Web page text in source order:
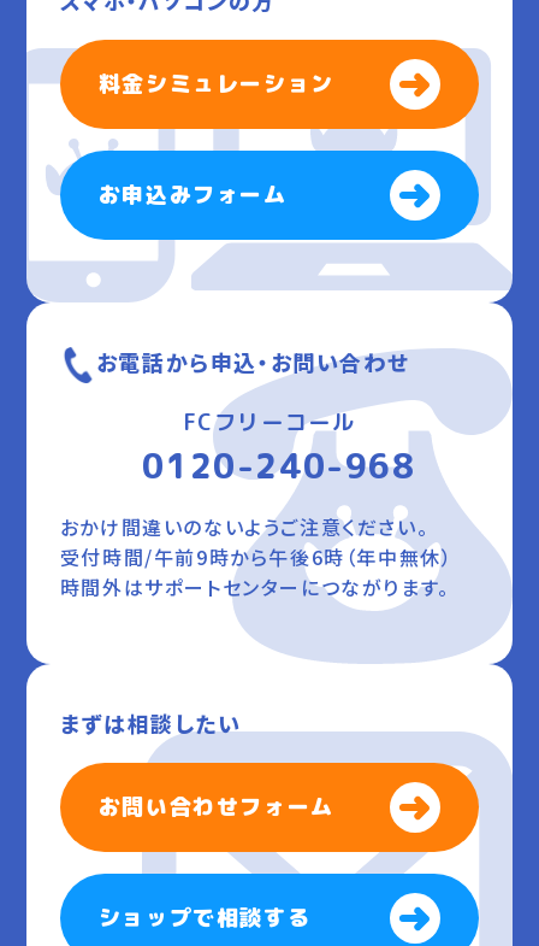
料金シミュレーション
お申込みフォーム
お電話から申込・お問い合わせ
FCフリーコール
0120-240-968
おかけ間違いのないようご注意ください。
受付時間/午前9時から午後6時（年中無休）
時間外はサポートセンターにつながります。
まずは相談したい
お問い合わせフォーム
ショップで相談する